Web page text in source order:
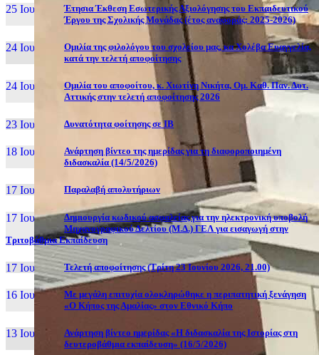
25 Ιουν, 26
Έτησια Έκθεση Εσωτερικής Αξιολόγησης του Εκπαιδευτικού
Έργου της Σχολικής Μονάδας (έτος αναφοράς: 2025-2026)
24 Ιουν, 26
Ομιλία της φιλολόγου του σχολείου μας, κα Χολέβα Ευαγγελία,
κατά την τελετή αποφοίτησης
24 Ιουν, 26
Ομιλία του αποφοίτου, κ. Χιωτίνη Νικήτα, Ομ. Καθ. Παν. Δυτ.
Αττικής στην τελετή αποφοίτησης 2026
23 Ιουν, 26 Δυνατότητα φοίτησης σε ΙΒ
18 Ιουν, 26
Ανάρτηση βίντεο της ημερίδας για τη διαφοροποιημένη
διδασκαλία (14/5/2026)
17 Ιουν, 26 Παραλαβή απολυτήριων
17 Ιουν, 26
Δημιουργία κωδικού ασφαλείας για την ηλεκτρονική υποβολή
Μηχανογραφικού Δελτίου (Μ.Δ.) ΓΕΛ για εισαγωγή στην
Τριτοβάθμια Εκπαίδευση
17 Ιουν, 26 Τελετή αποφοίτησης (Τρίτη 23 Ιουνίου 2026, 21.00)
16 Ιουν, 26
Με μεγάλη επιτυχία ολοκληρώθηκε η περιπατητική ξενάγηση
«Ο Κήπος της Αμαλίας» στον Εθνικό Κήπο
13 Ιουν, 26
Ανάρτηση βίντεο ημερίδας «Η διδασκαλία της Ιστορίας στη
δευτεροβάθμια εκπαίδευση» (16/5/2026)